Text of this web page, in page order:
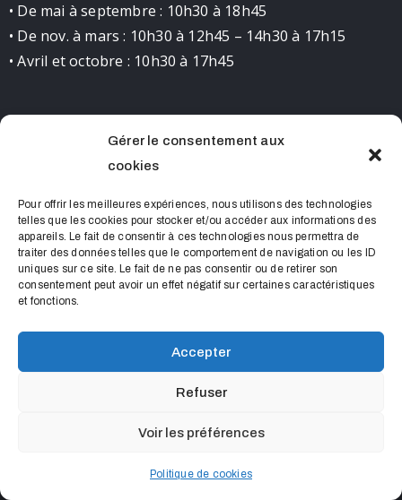
Gérer le consentement aux
cookies
Pour offrir les meilleures expériences, nous utilisons des technologies
telles que les cookies pour stocker et/ou accéder aux informations des
appareils. Le fait de consentir à ces technologies nous permettra de
traiter des données telles que le comportement de navigation ou les ID
uniques sur ce site. Le fait de ne pas consentir ou de retirer son
consentement peut avoir un effet négatif sur certaines caractéristiques
et fonctions.
Accepter
Refuser
Voir les préférences
Politique de cookies
• De mai à septembre : 10h30 à 18h45
• De nov. à mars : 10h30 à 12h45 – 14h30 à 17h15
• Avril et octobre : 10h30 à 17h45
CONTACT
0490681523 contact@chateaudelourmarin.com
Château de Lourmarin © 2022 Tous droits réservés
Sacrebleu